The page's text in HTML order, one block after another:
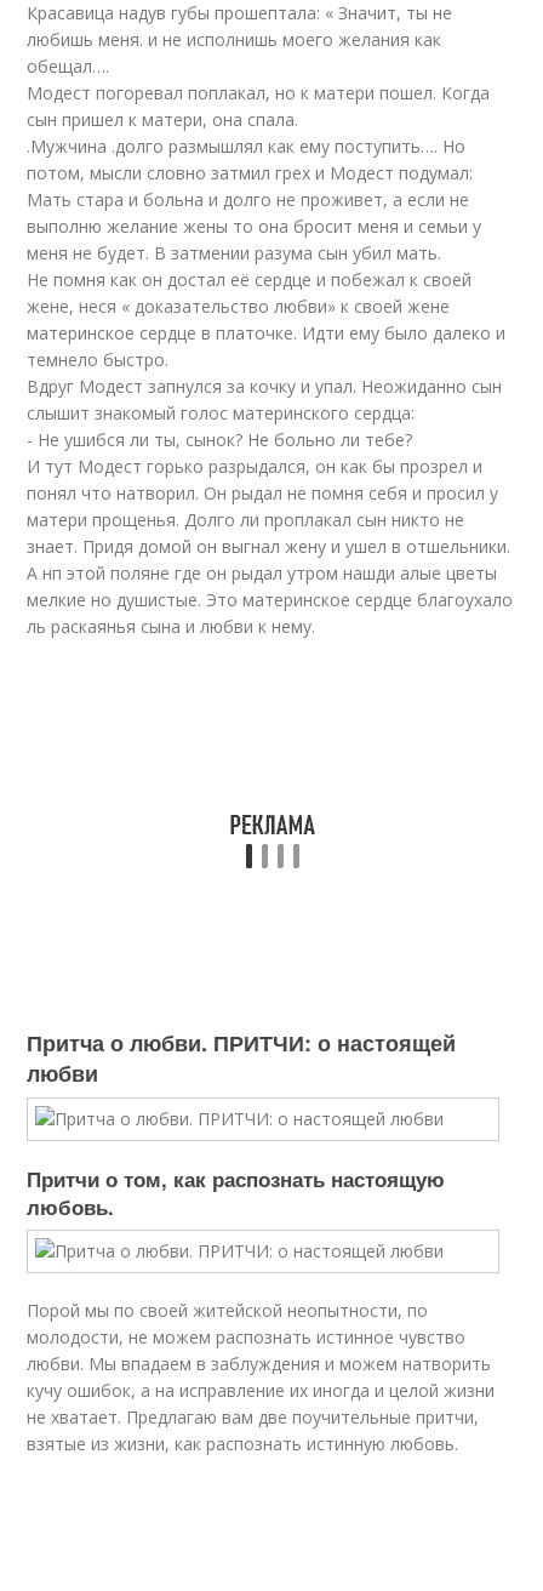
Красавица надув губы прошептала: « Значит, ты не
любишь меня. и не исполнишь моего желания как
обещал….
Модест погоревал поплакал, но к матери пошел. Когда
сын пришел к матери, она спала.
.Мужчина .долго размышлял как ему поступить…. Но
потом, мысли словно затмил грех и Модест подумал:
Мать стара и больна и долго не проживет, а если не
выполню желание жены то она бросит меня и семьи у
меня не будет. В затмении разума сын убил мать.
Не помня как он достал её сердце и побежал к своей
жене, неся « доказательство любви» к своей жене
материнское сердце в платочке. Идти ему было далеко и
темнело быстро.
Вдруг Модест запнулся за кочку и упал. Неожиданно сын
слышит знакомый голос материнского сердца:
- Не ушибся ли ты, сынок? Не больно ли тебе?
И тут Модест горько разрыдался, он как бы прозрел и
понял что натворил. Он рыдал не помня себя и просил у
матери прощенья. Долго ли проплакал сын никто не
знает. Придя домой он выгнал жену и ушел в отшельники.
А нп этой поляне где он рыдал утром нашди алые цветы
мелкие но душистые. Это материнское сердце благоухало
ль раскаянья сына и любви к нему.
Притча о любви. ПРИТЧИ: о настоящей
любви
Притчи о том, как распознать настоящую
любовь.
Порой мы по своей житейской неопытности, по
молодости, не можем распознать истинное чувство
любви. Мы впадаем в заблуждения и можем натворить
кучу ошибок, а на исправление их иногда и целой жизни
не хватает. Предлагаю вам две поучительные притчи,
взятые из жизни, как распознать истинную любовь.